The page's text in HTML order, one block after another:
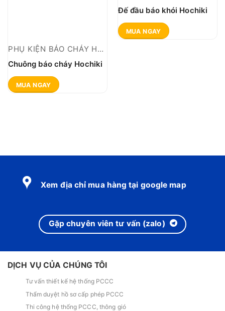
PHỤ KIỆN BÁO CHÁY HOCHIKI THƯỜNG
Chuông báo cháy Hochiki
MUA NGAY
Đế đầu báo khói Hochiki
MUA NGAY
Xem địa chỉ mua hàng tại google map
Gặp chuyên viên tư vấn (zalo)
DỊCH VỤ CỦA CHÚNG TÔI
Tư vấn thiết kế hệ thống PCCC
Thẩm duyệt hồ sơ cấp phép PCCC
Thi công hệ thống PCCC, thông gió